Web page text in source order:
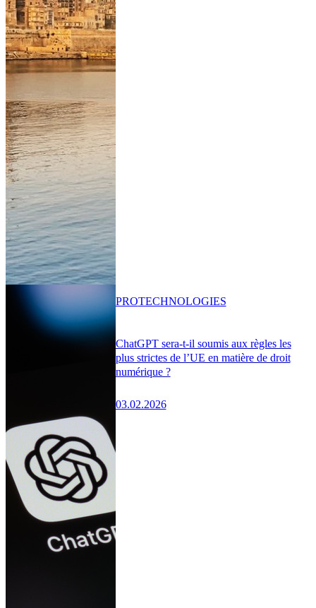
ChatGPT sera-t-il soumis aux règles les
plus strictes de l’UE en matière de droit
numérique ?
03.02.2026
PROTECHNOLOGIES